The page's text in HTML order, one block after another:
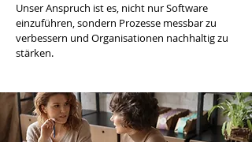
Unser Anspruch ist es, nicht nur Software
einzuführen, sondern Prozesse messbar zu
verbessern und Organisationen nachhaltig zu
stärken.